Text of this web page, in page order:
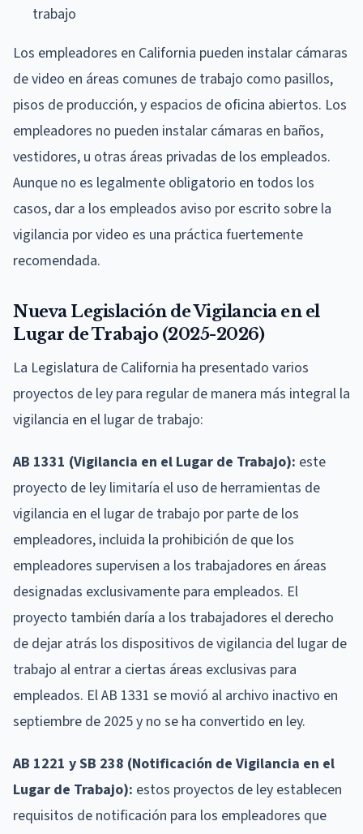
trabajo
Los empleadores en California pueden instalar cámaras
de video en áreas comunes de trabajo como pasillos,
pisos de producción, y espacios de oficina abiertos. Los
empleadores no pueden instalar cámaras en baños,
vestidores, u otras áreas privadas de los empleados.
Aunque no es legalmente obligatorio en todos los
casos, dar a los empleados aviso por escrito sobre la
vigilancia por video es una práctica fuertemente
recomendada.
Nueva Legislación de Vigilancia en el
Lugar de Trabajo (2025-2026)
La Legislatura de California ha presentado varios
proyectos de ley para regular de manera más integral la
vigilancia en el lugar de trabajo:
AB 1331 (Vigilancia en el Lugar de Trabajo): este
proyecto de ley limitaría el uso de herramientas de
vigilancia en el lugar de trabajo por parte de los
empleadores, incluida la prohibición de que los
empleadores supervisen a los trabajadores en áreas
designadas exclusivamente para empleados. El
proyecto también daría a los trabajadores el derecho
de dejar atrás los dispositivos de vigilancia del lugar de
trabajo al entrar a ciertas áreas exclusivas para
empleados. El AB 1331 se movió al archivo inactivo en
septiembre de 2025 y no se ha convertido en ley.
AB 1221 y SB 238 (Notificación de Vigilancia en el
Lugar de Trabajo): estos proyectos de ley establecen
requisitos de notificación para los empleadores que